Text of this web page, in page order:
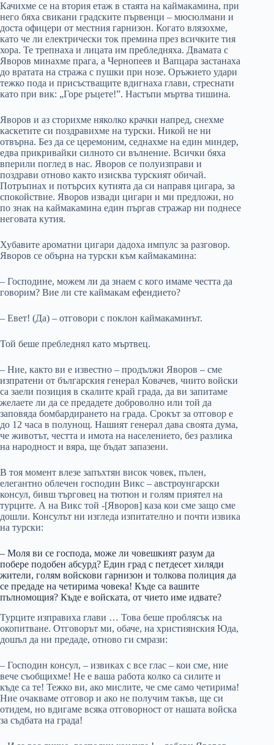
Качихме се на втория етаж в стаята на каймакамина, при
него бяха свикани градските първенци – мюсюлмани и
доста офицери от местния гарнизон. Когато влязохме,
като че ли електрически ток премина през всичките тия
хора. Те трепнаха и лицата им пребледняха. Двамата с
Яворов минахме прага, а Чернопеев и Вапцара застанаха
до вратата на стража с пушки при нозе. Оръжието удари
тежко пода и присъстващите вдигнаха глави, стреснати
като при вик: „Горе ръцете!”. Настъпи мъртва тишина.
Яворов и аз сторихме няколко крачки напред, снехме
каскетите си поздравихме на турски. Никой не ни
отвърна. Без да се церемоним, седнахме на един миндер,
едва прикривайки силното си вълнение. Всички бяха
вперили поглед в нас. Яворов се полуизправи и
поздрави отново както изисква турският обичай.
Потръпнах и потърсих кутията да си направя цигара, за
спокойствие. Яворов извади цигари и ми предложи, но
по знак на каймакамина един пъргав стражар ни поднесе
неговата кутия.
Хубавите ароматни цигари дадоха импулс за разговор.
Яворов се обърна на турски към каймакамина:
– Господине, можем ли да знаем с кого имаме честта да
говорим? Вие ли сте каймакам ефендието?
– Евет! (Да) – отговори с поклон каймакаминът.
Той беше пребледнял като мъртвец.
– Ние, както ви е известно – продължи Яворов – сме
изпратени от българския генерал Ковачев, чиито войски
са заели позиция в скалите край града, да ви запитаме
желаете ли да се предадете доброволно или той да
заповяда бомбардирането на града. Срокът за отговор е
до 12 часа в полунощ. Нашият генерал дава своята дума,
че животът, честта и имота на населението, без разлика
на народност и вяра, ще бъдат запазени.
В тоя момент влезе запъхтян висок човек, пълен,
елегантно облечен господин Викс – австроунгарски
консул, бивш търговец на тютюн и голям приятел на
турците. А на Викс той -[Яворов] каза кои сме защо сме
дошли. Консулът ни изгледа изпитателно и почти извика
на турски:
– Моля ви се господа, може ли човешкият разум да
побере подобен абсурд? Един град с петдесет хиляди
жители, голям войскови гарнизон и толкова полиция да
се предаде на четирима човека! Къде са вашите
пълномощия? Къде е войската, от чието име идвате?
Турците изправиха глави … Това беше проблясък на
окопитване. Отговорът ми, обаче, на християнския Юда,
дошъл да ни предаде, отново ги смрази:
– Господин консул, – извиках с все глас – кои сме, ние
вече съобщихме! Не е ваша работа колко са силите и
къде са те! Тежко ви, ако мислите, че сме само четирима!
Ние очакваме отговор и ако не получим такъв, ще си
отидем, но вдигаме всяка отговорност от нашата войска
за съдбата на града!